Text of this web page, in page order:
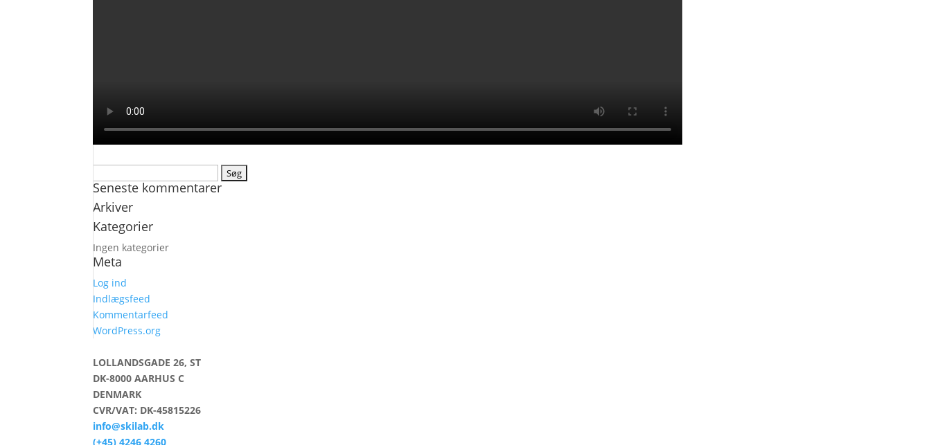
efter:
Seneste kommentarer
Arkiver
Kategorier
Ingen kategorier
Meta
Log ind
Indlægsfeed
Kommentarfeed
WordPress.org
LOLLANDSGADE 26, ST
DK-8000 AARHUS C
DENMARK
CVR/VAT: DK-45815226
info@skilab.dk
(+45) 4246 4260